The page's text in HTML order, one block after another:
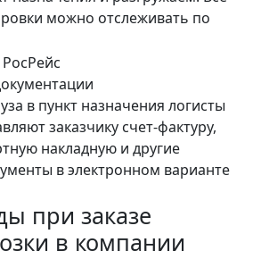
можно отслеживать по
в пункт назначения логисты
заказчику счет-фактуру,
накладную и другие
в электронном варианте
при заказе
в компании